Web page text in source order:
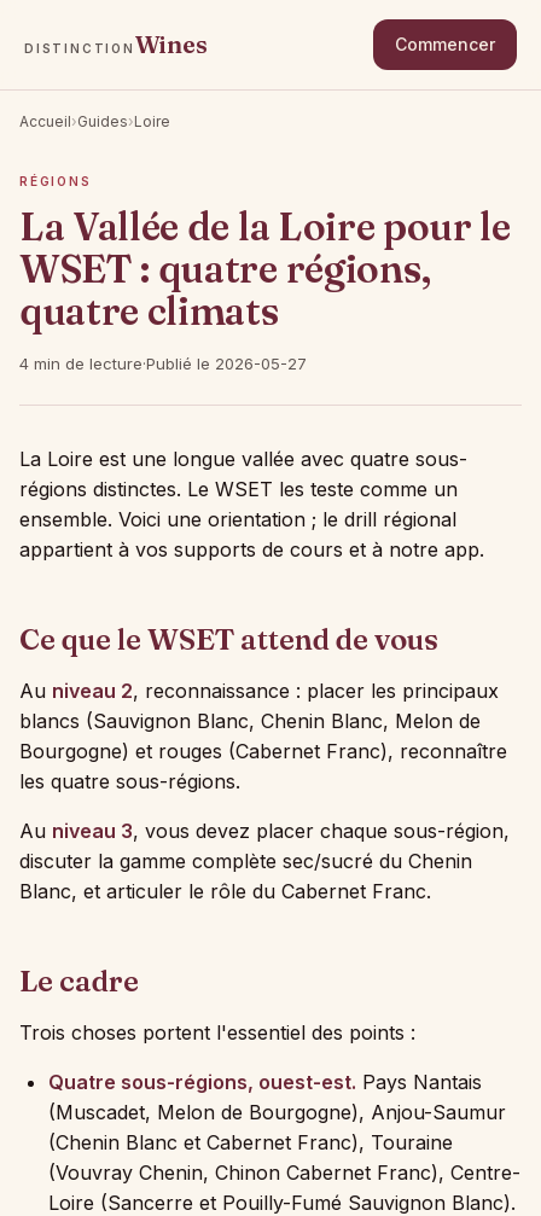
DISTINCTION Wines Commencer
Accueil›Guides›Loire
RÉGIONS
La Vallée de la Loire pour le
WSET : quatre régions,
quatre climats
4 min de lecture·Publié le 2026-05-27
La Loire est une longue vallée avec quatre sous-
régions distinctes. Le WSET les teste comme un
ensemble. Voici une orientation ; le drill régional
appartient à vos supports de cours et à notre app.
Ce que le WSET attend de vous
Au niveau 2, reconnaissance : placer les principaux
blancs (Sauvignon Blanc, Chenin Blanc, Melon de
Bourgogne) et rouges (Cabernet Franc), reconnaître
les quatre sous-régions.
Au niveau 3, vous devez placer chaque sous-région,
discuter la gamme complète sec/sucré du Chenin
Blanc, et articuler le rôle du Cabernet Franc.
Le cadre
Trois choses portent l'essentiel des points :
Quatre sous-régions, ouest-est. Pays Nantais
(Muscadet, Melon de Bourgogne), Anjou-Saumur
(Chenin Blanc et Cabernet Franc), Touraine
(Vouvray Chenin, Chinon Cabernet Franc), Centre-
Loire (Sancerre et Pouilly-Fumé Sauvignon Blanc).